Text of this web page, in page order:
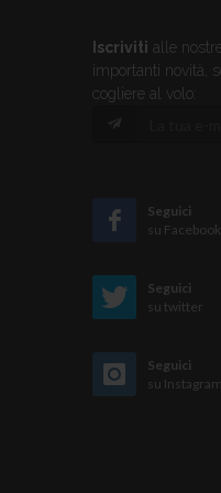
Iscriviti alle
importanti novità,
cogliere al volo:
Seguici
su Facebook
Seguici
su twitter
Seguici
su Instagram